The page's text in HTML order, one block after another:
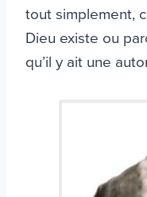
tout simplement,
Dieu existe ou
qu’il y ait une